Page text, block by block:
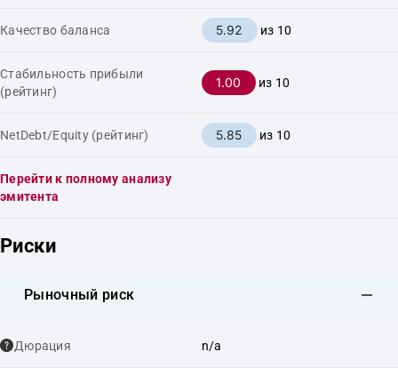
Качество баланса 5.92 из 10
Стабильность прибыли
(рейтинг)
1.00 из 10
NetDebt/Equity (рейтинг) 5.85 из 10
Перейти к полному анализу
эмитента
Риски
Рыночный риск
Дюрация n/a